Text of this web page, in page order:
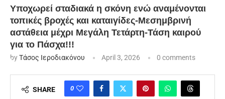
Υποχωρεί σταδιακά η σκόνη ενώ αναμένονται
τοπικές βροχές και καταιγίδες-Μεσημβρινή
αστάθεια μέχρι Μεγάλη Τετάρτη-Τάση καιρού
για το Πάσχα!!!
byΤάσος Ιεροδιακόνου April 3, 2026 0 comments
SHARE 0